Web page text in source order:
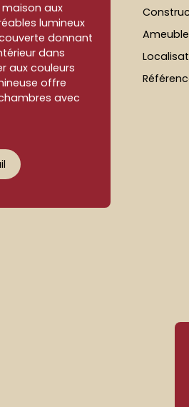
aux
lumineux
donnant
dans
aux couleurs
offre
avec